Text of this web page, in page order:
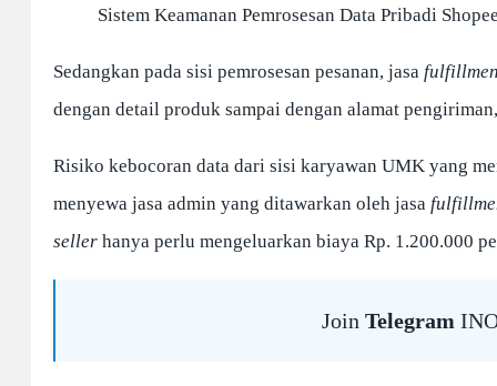
Sistem Keamanan Pemrosesan Data Pribadi
Sedangkan pada sisi pemrosesan pesanan, jasa
dengan detail produk sampai dengan alamat
Risiko kebocoran data dari sisi karyawan UMK yang
menyewa jasa admin yang ditawarkan oleh jasa
seller hanya perlu mengeluarkan biaya Rp. 1.200.000
Join Telegram